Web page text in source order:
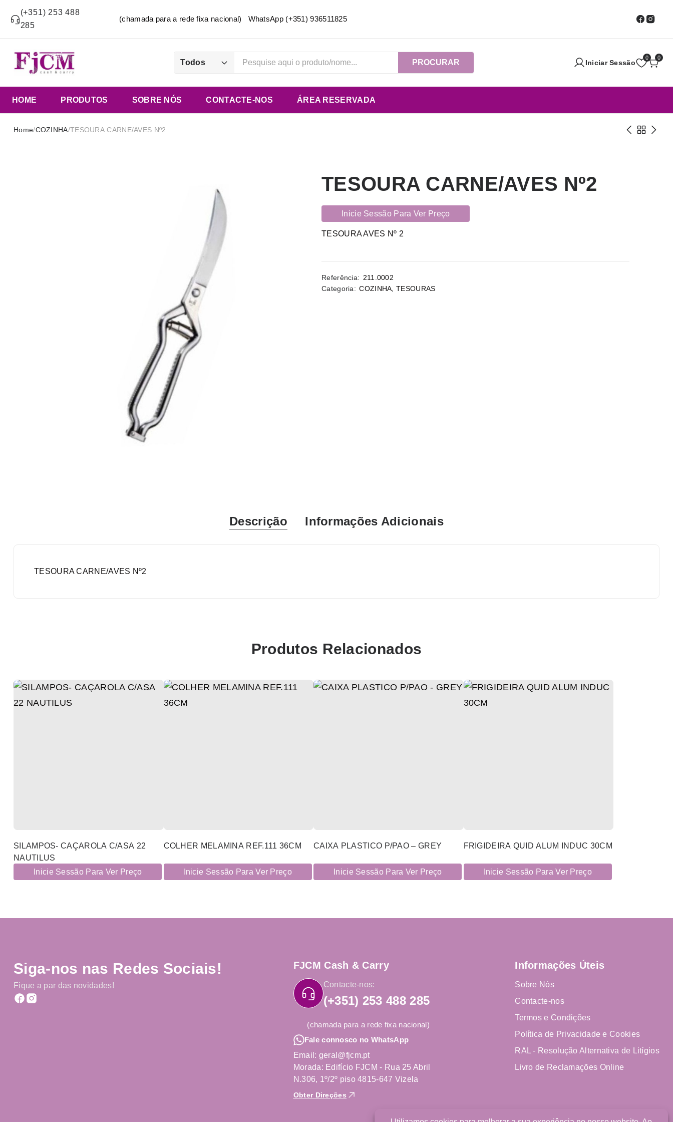
(+351) 253 488
285
(chamada para a rede fixa nacional) WhatsApp (+351) 936511825
Todos PROCURAR Iniciar Sessão
0 0
HOME PRODUTOS SOBRE NÓS CONTACTE-NOS ÁREA RESERVADA
Home/COZINHA/TESOURA CARNE/AVES Nº2
TESOURA CARNE/AVES Nº2
Inicie Sessão Para Ver Preço
TESOURA AVES Nº 2
Referência: 211.0002
Categoria: COZINHA ,TESOURAS
Descrição Informações Adicionais
TESOURA CARNE/AVES Nº2
Produtos Relacionados
SILAMPOS- CAÇAROLA C/ASA 22
NAUTILUS
Inicie Sessão Para Ver Preço
COLHER MELAMINA REF.111 36CM
Inicie Sessão Para Ver Preço
CAIXA PLASTICO P/PAO – GREY
Inicie Sessão Para Ver Preço
FRIGIDEIRA QUID ALUM INDUC 30CM
Inicie Sessão Para Ver Preço
Siga-nos nas Redes Sociais!
Fique a par das novidades!
FJCM Cash & Carry
Contacte-nos:
(+351) 253 488 285
(chamada para a rede fixa nacional)
Fale connosco no WhatsApp
Email: geral@fjcm.pt
Morada: Edifício FJCM - Rua 25 Abril
N.306, 1º/2º piso 4815-647 Vizela
Obter Direções
Informações Úteis
Sobre Nós
Contacte-nos
Termos e Condições
Política de Privacidade e Cookies
RAL - Resolução Alternativa de Litígios
Livro de Reclamações Online